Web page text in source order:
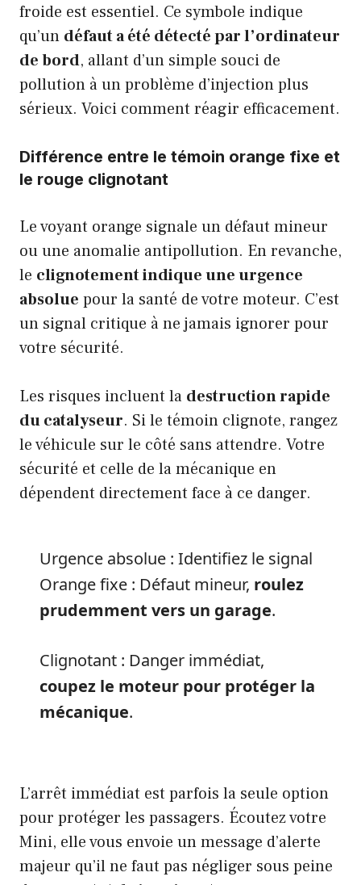
froide est essentiel. Ce symbole indique
qu’un défaut a été détecté par l’ordinateur
de bord, allant d’un simple souci de
pollution à un problème d’injection plus
sérieux. Voici comment réagir efficacement.
Différence entre le témoin orange fixe et
le rouge clignotant
Le voyant orange signale un défaut mineur
ou une anomalie antipollution. En revanche,
le clignotement indique une urgence
absolue pour la santé de votre moteur. C’est
un signal critique à ne jamais ignorer pour
votre sécurité.
Les risques incluent la destruction rapide
du catalyseur. Si le témoin clignote, rangez
le véhicule sur le côté sans attendre. Votre
sécurité et celle de la mécanique en
dépendent directement face à ce danger.
Urgence absolue : Identifiez le signal
Orange fixe : Défaut mineur, roulez
prudemment vers un garage.
Clignotant : Danger immédiat,
coupez le moteur pour protéger la
mécanique.
L’arrêt immédiat est parfois la seule option
pour protéger les passagers. Écoutez votre
Mini, elle vous envoie un message d’alerte
majeur qu’il ne faut pas négliger sous peine